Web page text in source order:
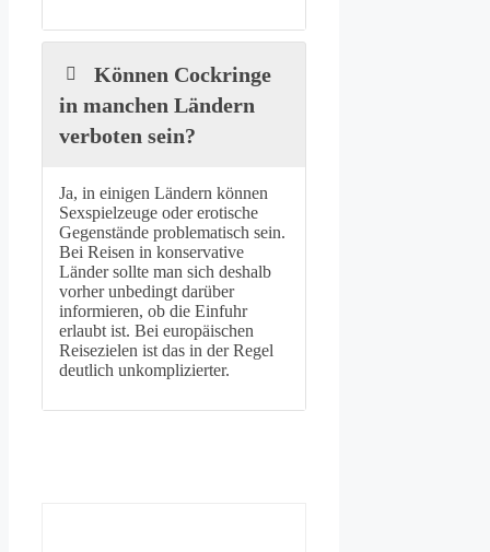
Können Cockringe
in manchen Ländern
verboten sein?
Ja, in einigen Ländern können
Sexspielzeuge oder erotische
Gegenstände problematisch sein.
Bei Reisen in konservative
Länder sollte man sich deshalb
vorher unbedingt darüber
informieren, ob die Einfuhr
erlaubt ist. Bei europäischen
Reisezielen ist das in der Regel
deutlich unkomplizierter.